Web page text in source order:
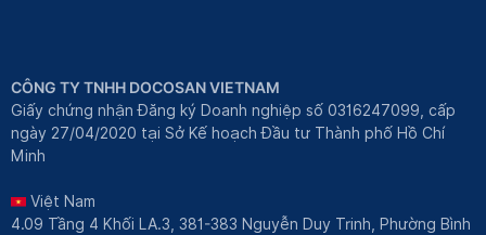
CÔNG TY TNHH DOCOSAN VIETNAM
Giấy chứng nhận Đăng ký Doanh nghiệp số 0316247099, cấp
ngày 27/04/2020 tại Sở Kế hoạch Đầu tư Thành phố Hồ Chí
Minh
Việt Nam
4.09 Tầng 4 Khối LA.3, 381-383 Nguyễn Duy Trinh, Phường Bình